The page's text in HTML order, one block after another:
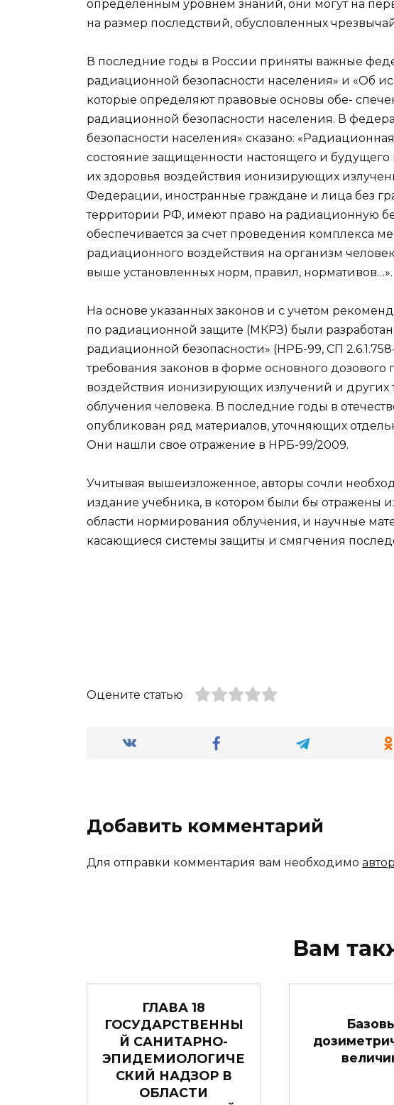
определенным уровнем знаний, они могут на
на размер последствий, обусловленных
В последние годы в России приняты важные
радиационной безопасности населения» и «Об
которые определяют правовые основы обе-
радиационной безопасности населения. В
безопасности населения» сказано:
состояние защищенности настоящего и
их здоровья воздействия ионизирующих
Федерации, иностранные граждане и лица без
территории РФ, имеют право на радиационную
обеспечивается за счет проведения комплекса
радиационного воздействия на организм
выше установленных норм, правил, нормативов…».
На основе указанных законов и с учетом
по радиационной защите (МКРЗ) были
радиационной безопасности» (НРБ-99, СП
требования законов в форме основного дозового
воздействия ионизирующих излучений и
облучения человека. В последние годы в
опубликован ряд материалов, уточняющих
Они нашли свое отражение в НРБ-99/2009.
Учитывая вышеизложенное, авторы сочли
издание учебника, в котором были бы отражены
области нормирования облучения, и научные
касающиеся системы защиты и смягчения
Оцените статью
Добавить комментарий
Для отправки комментария вам необходимо
Вам
ГЛАВА 18
ГОСУДАРСТВЕННЫ
Й САНИТАРНО-
ЭПИДЕМИОЛОГИЧЕ
СКИЙ НАДЗОР В
ОБЛАСТИ